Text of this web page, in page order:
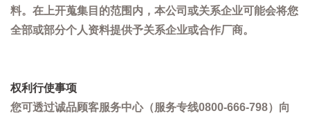
料。在上开蒐集目的范围内，本公司或关系企业可能会将您
全部或部分个人资料提供予关系企业或合作厂商。
权利行使事项
您可透过诚品顾客服务中心（服务专线0800-666-798）向